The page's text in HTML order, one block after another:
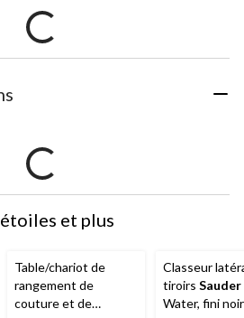
et plus
Table/chariot de
rangement de
couture et de
Classeur
tiroirs Sauder
Water, fini